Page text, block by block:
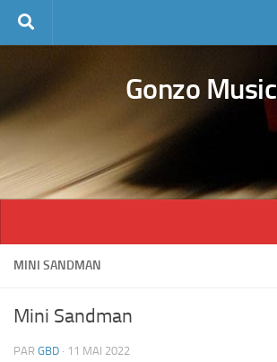
Skip to content
Gonzo Music
MINI SANDMAN
Mini Sandman
PAR GBD · 11 MAI 2022